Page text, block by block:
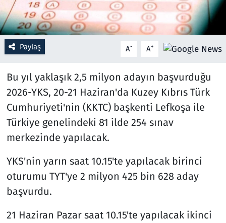
Paylaş A- A+
Bu yıl yaklaşık 2,5 milyon adayın başvurduğu
2026-YKS, 20-21 Haziran'da Kuzey Kıbrıs Türk
Cumhuriyeti'nin (KKTC) başkenti Lefkoşa ile
Türkiye genelindeki 81 ilde 254 sınav
merkezinde yapılacak.
YKS'nin yarın saat 10.15'te yapılacak birinci
oturumu TYT'ye 2 milyon 425 bin 628 aday
başvurdu.
21 Haziran Pazar saat 10.15'te yapılacak ikinci
Rüya Tabirleri
Sağlık
Savunma Sanayi
Seçim 2023
Spor
Teknoloji ve Bilim
Televizyon